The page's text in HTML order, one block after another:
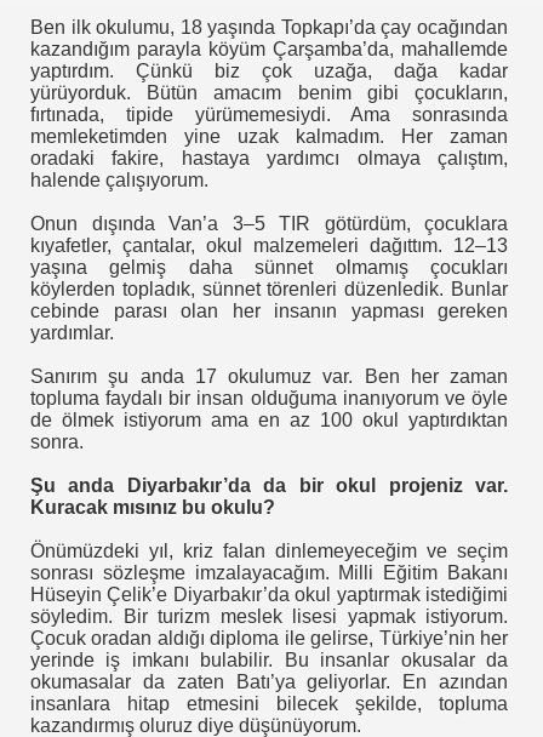
Ben ilk okulumu, 18 yaşında Topkapı’da çay ocağından
kazandığım parayla köyüm Çarşamba’da, mahallemde
yaptırdım. Çünkü biz çok uzağa, dağa kadar
yürüyorduk. Bütün amacım benim gibi çocukların,
fırtınada, tipide yürümemesiydi. Ama sonrasında
memleketimden yine uzak kalmadım. Her zaman
oradaki fakire, hastaya yardımcı olmaya çalıştım,
halende çalışıyorum.
Onun dışında Van’a 3–5 TIR götürdüm, çocuklara
kıyafetler, çantalar, okul malzemeleri dağıttım. 12–13
yaşına gelmiş daha sünnet olmamış çocukları
köylerden topladık, sünnet törenleri düzenledik. Bunlar
cebinde parası olan her insanın yapması gereken
yardımlar.
Sanırım şu anda 17 okulumuz var. Ben her zaman
topluma faydalı bir insan olduğuma inanıyorum ve öyle
de ölmek istiyorum ama en az 100 okul yaptırdıktan
sonra.
Şu anda Diyarbakır’da da bir okul projeniz var.
Kuracak mısınız bu okulu?
Önümüzdeki yıl, kriz falan dinlemeyeceğim ve seçim
sonrası sözleşme imzalayacağım. Milli Eğitim Bakanı
Hüseyin Çelik’e Diyarbakır’da okul yaptırmak istediğimi
söyledim. Bir turizm meslek lisesi yapmak istiyorum.
Çocuk oradan aldığı diploma ile gelirse, Türkiye’nin her
yerinde iş imkanı bulabilir. Bu insanlar okusalar da
okumasalar da zaten Batı’ya geliyorlar. En azından
insanlara hitap etmesini bilecek şekilde, topluma
kazandırmış oluruz diye düşünüyorum.
Meslek Kuruluşları Raporu
iflas TOFED Galip ÖZTÜRK